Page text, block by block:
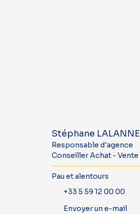
Stéphane LALANNE
Responsable d'agence
Conseiller Achat - Vente
Pau et alentours
+33 5 59 12 00 00
Envoyer un e-mail